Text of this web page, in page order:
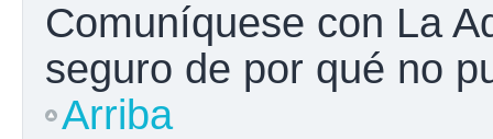
Comuníquese con La
seguro de por qué no
Arriba